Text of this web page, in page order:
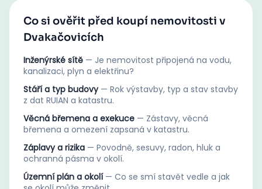
Co si ověřit před koupí nemovitosti v
Dvakačovicích
Inženýrské sítě — Je nemovitost připojená na vodu,
kanalizaci, plyn a elektřinu?
Stáří a typ budovy — Rok výstavby, typ a stav stavby
z dat RUIAN a katastru.
Věcná břemena a exekuce — Zástavy, věcná
břemena a omezení zapsaná v katastru.
Záplavy a rizika — Povodně, sesuvy, radon, hluk a
ochranná pásma v okolí.
Územní plán a okolí — Co se smí stavět vedle a jak